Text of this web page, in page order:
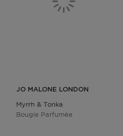
JO MALONE LONDON
Myrrh & Tonka
Bougie Parfumée